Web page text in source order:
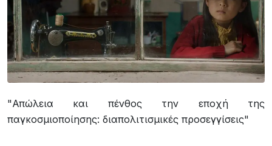
"Απώλεια και πένθος την εποχή της
παγκοσμιοποίησης: διαπολιτισμικές προσεγγίσεις"